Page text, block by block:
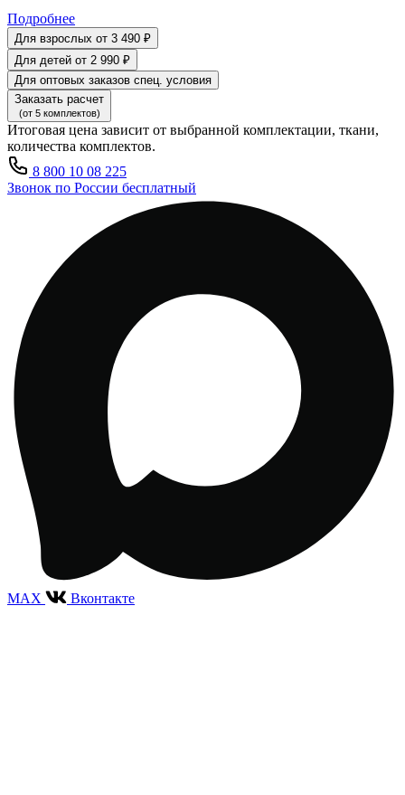
Подробнее
Для взрослых от 3 490 ₽
Для детей от 2 990 ₽
Для оптовых заказов спец. условия
Заказать расчет
(от 5 комплектов)
Итоговая цена зависит от выбранной комплектации, ткани,
количества комплектов.
8 800 10 08 225
Звонок по России бесплатный
MAX Вконтакте